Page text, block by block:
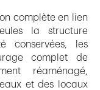
complète en lien
la structure
conservées, les
complet de
réaménagé,
et des locaux